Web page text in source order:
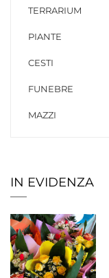
TERRARIUM
PIANTE
CESTI
FUNEBRE
MAZZI
IN EVIDENZA